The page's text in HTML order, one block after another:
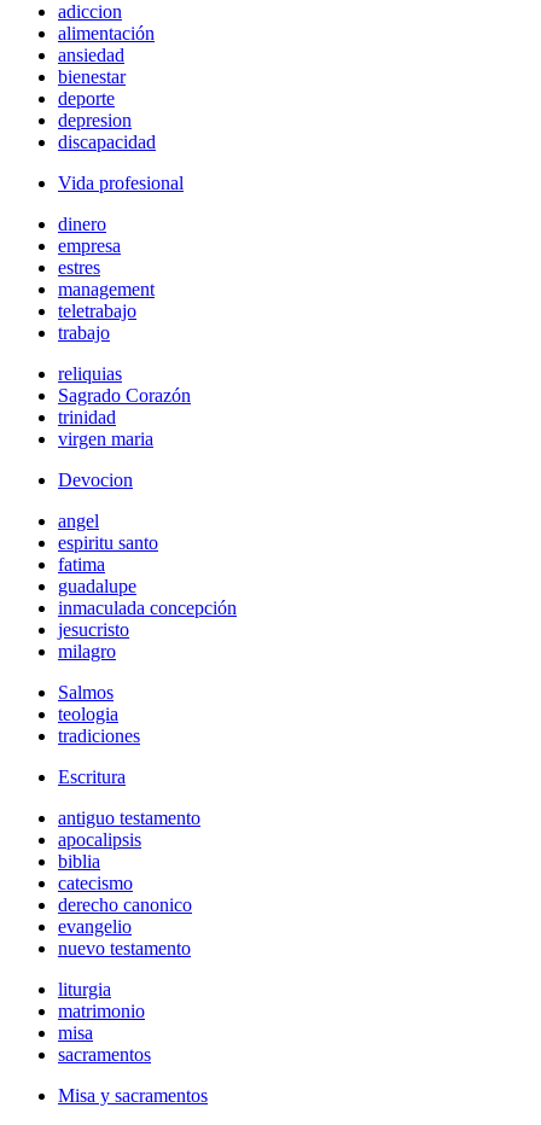
adiccion
alimentación
ansiedad
bienestar
deporte
depresion
discapacidad
Vida profesional
dinero
empresa
estres
management
teletrabajo
trabajo
reliquias
Sagrado Corazón
trinidad
virgen maria
Devocion
angel
espiritu santo
fatima
guadalupe
inmaculada concepción
jesucristo
milagro
Salmos
teologia
tradiciones
Escritura
antiguo testamento
apocalipsis
biblia
catecismo
derecho canonico
evangelio
nuevo testamento
liturgia
matrimonio
misa
sacramentos
Misa y sacramentos